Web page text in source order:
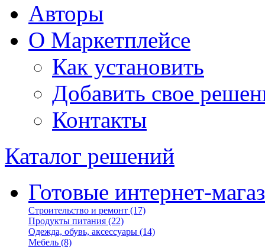
Авторы
О Маркетплейсе
Как установить
Добавить свое
Контакты
Каталог решений
Готовые интернет-
Строительство и ремонт (17)
Продукты питания (22)
Одежда, обувь, аксессуары (14)
Мебель (8)